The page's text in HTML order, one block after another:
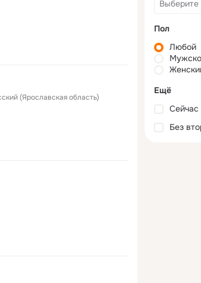
(Ярославская область)
Пол
Любой
Ещё
Сейчас
Без